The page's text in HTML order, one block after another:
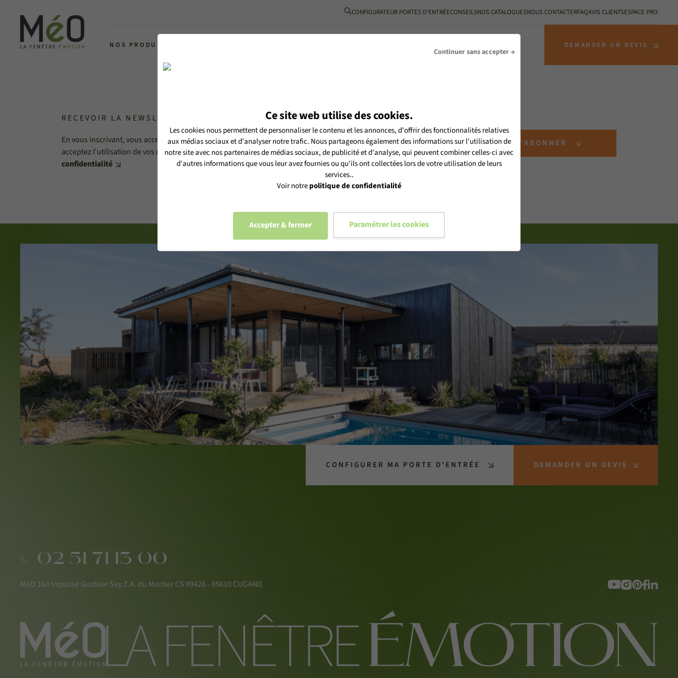
Continuer sans accepter →
Ce site web utilise des cookies.
Les cookies nous permettent de personnaliser le contenu et les annonces, d'offrir des fonctionnalités relatives
aux médias sociaux et d'analyser notre trafic. Nous partageons également des informations sur l'utilisation de
notre site avec nos partenaires de médias sociaux, de publicité et d'analyse, qui peuvent combiner celles-ci avec
d'autres informations que vous leur avez fournies ou qu'ils ont collectées lors de votre utilisation de leurs
services..
Voir notrepolitique de confidentialité
Accepter & fermer Paramétrer les cookies
CONFIGURATEUR PORTES D'ENTRÉECONSEILSNOS CATALOGUESNOUS CONTACTERFAQAVIS CLIENTSESPACE PRO
NOS PRODUITS DEMANDER UN DEVIS
RECEVOIR LA NEWSLETTER MéO
En vous inscrivant, vous acceptez de recevoir notre newsletter MéO et vous
acceptez l'utilisation de vos données personnelles selon notrepolitique de
confidentialité
S'ABONNER
CONFIGURER MA PORTE D'ENTRÉE DEMANDER UN DEVIS
02 51 71 13 00
MéO 163 Impasse Gustave Say Z.A. du Mortier CS 99428 - 85610 CUGAND